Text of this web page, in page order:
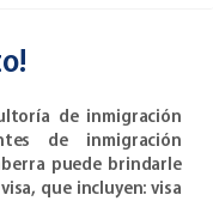
de inmigración
de inmigración
puede brindarle
que incluyen: visa